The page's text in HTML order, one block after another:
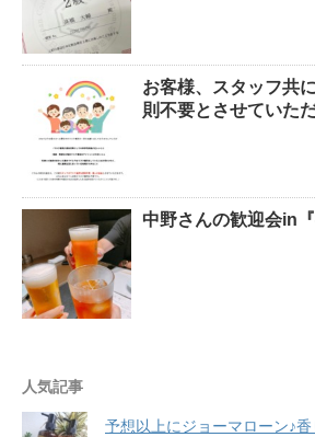
お客様、スタッフ共
則不要とさせていた
中野さんの歓迎会in
人気記事
予想以上にジョーマローン♪